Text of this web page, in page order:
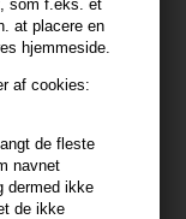
som f.eks. et
at placere en
hjemmeside.
af cookies:
de fleste
navnet
dermed ikke
de ikke
til spids